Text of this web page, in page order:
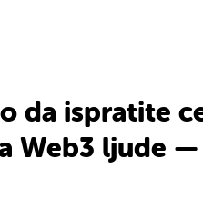
da ispratite
Web3 ljude —